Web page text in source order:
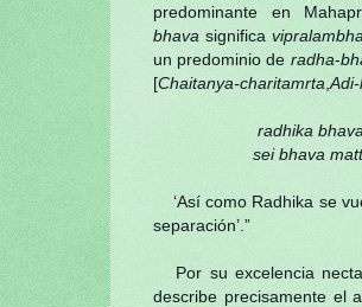
predominante en
bhava significa vipralambha
un predominio de radha-
[Chaitanya-charitamrta Adi-
radhika bhava
sei bhava matta
‘Así como Radhika se
separación’.”
Por su excelencia
describe precisamente el